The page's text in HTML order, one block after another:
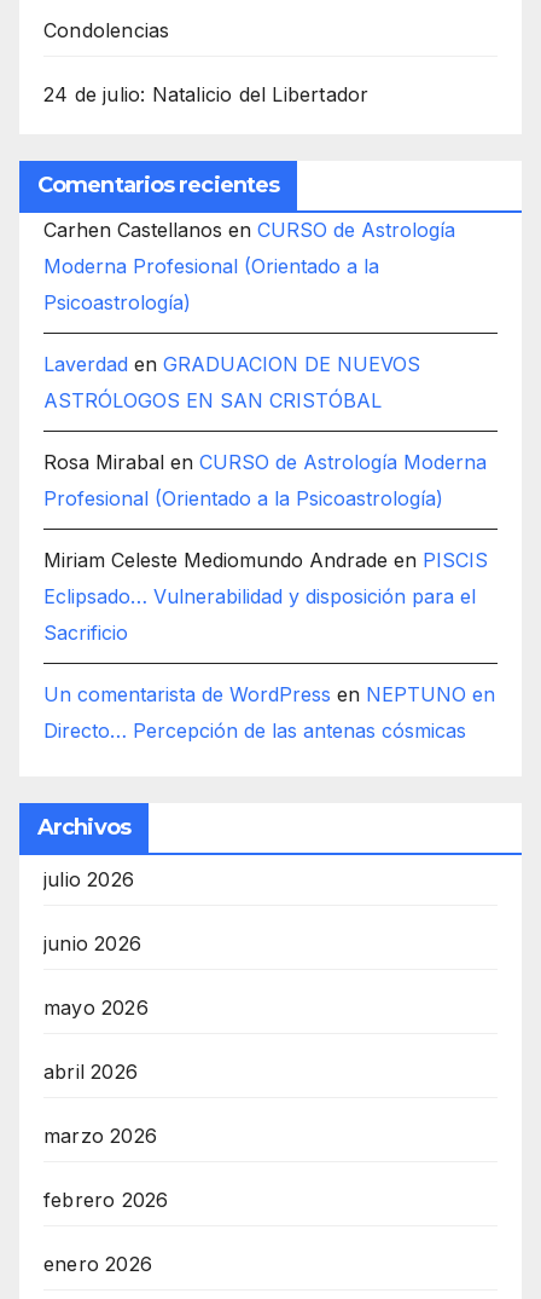
Condolencias
24 de julio: Natalicio del Libertador
Comentarios recientes
Carhen Castellanos en CURSO de Astrología
Moderna Profesional (Orientado a la
Psicoastrología)
Laverdad en GRADUACION DE NUEVOS
ASTRÓLOGOS EN SAN CRISTÓBAL
Rosa Mirabal en CURSO de Astrología Moderna
Profesional (Orientado a la Psicoastrología)
Miriam Celeste Mediomundo Andrade en PISCIS
Eclipsado… Vulnerabilidad y disposición para el
Sacrificio
Un comentarista de WordPress en NEPTUNO en
Directo… Percepción de las antenas cósmicas
Archivos
julio 2026
junio 2026
mayo 2026
abril 2026
marzo 2026
febrero 2026
enero 2026